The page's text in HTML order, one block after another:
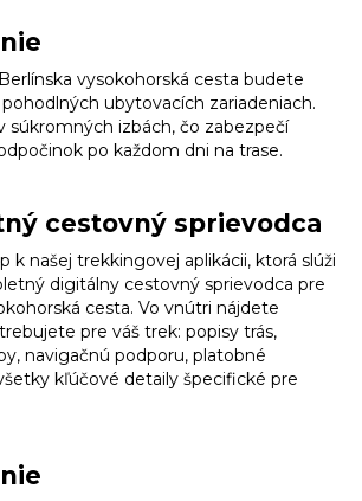
vysokohorská cesta budete
ubytovacích zariadeniach.
súkromných izbách, čo zabezpečí
po každom dni na trase.
cestovný sprievodca
k našej trekkingovej aplikácii, ktorá slúži
digitálny cestovný sprievodca pre
cesta. Vo vnútri nájdete
pre váš trek: popisy trás,
navigačnú podporu, platobné
kľúčové detaily špecifické pre